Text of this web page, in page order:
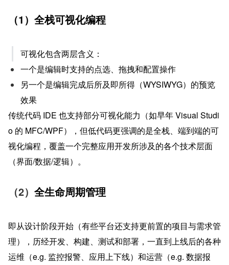
（1）全栈可视化编程
可视化包含两层含义：
一个是编辑时支持的点选、拖拽和配置操作
另一个是编辑完成后所及即所得（WYSIWYG）的预览
效果
传统代码 IDE 也支持部分可视化能力（如早年 Visual Studi
o 的 MFC/WPF），但低代码更强调的是全栈、端到端的可
视化编程，覆盖一个完整应用开发所涉及的各个技术层面
（界面/数据/逻辑）。
（2） 全生命周期管理
即从设计阶段开始（有些平台还支持更前置的项目与需求管
理），历经开发、构建、测试和部署，一直到上线后的各种
运维（e.g. 监控报警、应用上下线）和运营（e.g. 数据报